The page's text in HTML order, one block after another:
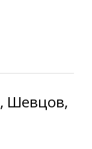
Шевцов,